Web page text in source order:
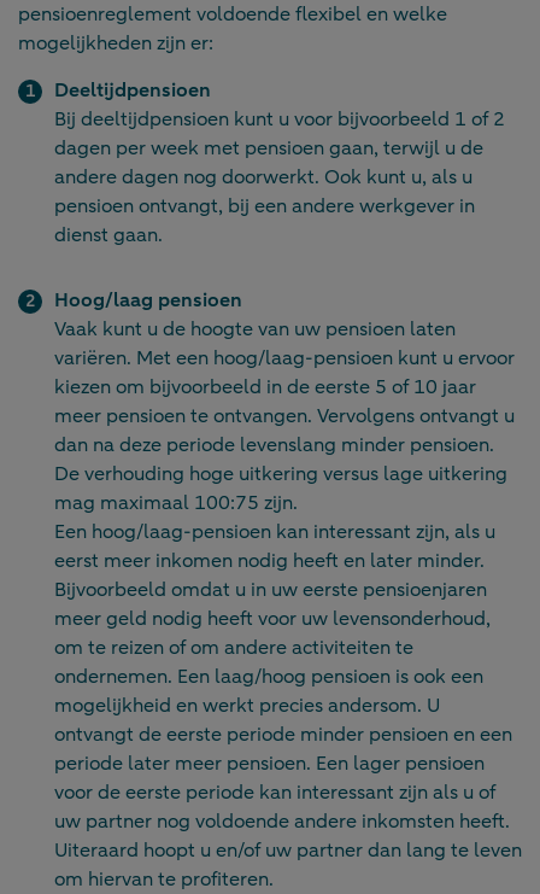
pensioenreglement voldoende flexibel en welke
mogelijkheden zijn er:
Deeltijdpensioen
Bij deeltijdpensioen kunt u voor bijvoorbeeld 1 of 2
dagen per week met pensioen gaan, terwijl u de
andere dagen nog doorwerkt. Ook kunt u, als u
pensioen ontvangt, bij een andere werkgever in
dienst gaan.
Hoog/laag pensioen
Vaak kunt u de hoogte van uw pensioen laten
variëren. Met een hoog/laag-pensioen kunt u ervoor
kiezen om bijvoorbeeld in de eerste 5 of 10 jaar
meer pensioen te ontvangen. Vervolgens ontvangt u
dan na deze periode levenslang minder pensioen.
De verhouding hoge uitkering versus lage uitkering
mag maximaal 100:75 zijn.
Een hoog/laag-pensioen kan interessant zijn, als u
eerst meer inkomen nodig heeft en later minder.
Bijvoorbeeld omdat u in uw eerste pensioenjaren
meer geld nodig heeft voor uw levensonderhoud,
om te reizen of om andere activiteiten te
ondernemen. Een laag/hoog pensioen is ook een
mogelijkheid en werkt precies andersom. U
ontvangt de eerste periode minder pensioen en een
periode later meer pensioen. Een lager pensioen
voor de eerste periode kan interessant zijn als u of
uw partner nog voldoende andere inkomsten heeft.
Uiteraard hoopt u en/of uw partner dan lang te leven
om hiervan te profiteren.